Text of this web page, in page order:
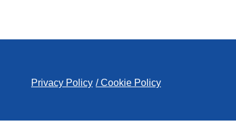
Privacy Policy / Cookie Policy